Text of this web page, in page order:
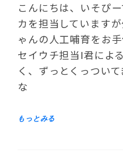
こんにちは、いそぴ
カを担当しています
ゃんの人工哺育をお
セイウチ担当I君によ
く、ずっとくっつい
な